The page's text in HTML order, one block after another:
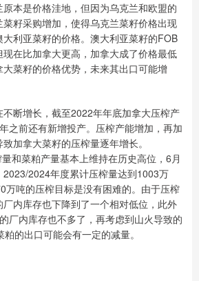
本是价格洼地，但因为乌克兰和欧盟的
籽采购增加，使得乌克兰菜籽价格出现
利亚菜籽的价格。澳大利亚菜籽的FOB
在比加拿大更高，加拿大成了价格最低
菜籽的价格优势，未来其出口可能增
断增长，截至2022年年底加拿大压榨产
之前还有新增投产。压榨产能增加，再加
加拿大菜籽的压榨量逐年增长。
和菜粕产量基本上维持在历史高位，6月
2024年度累计压榨量达到1003万
万吨的压榨目标是没有困难的。由于压榨
内库存也下降到了一个相对低位，此外
厂内库存也不多了，再考虑到山火导致的
的出口可能会有一定的减量。